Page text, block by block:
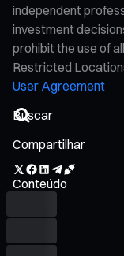
independent
investment
prohibit the use of
Restricted
User Agreement
Compartilhar
Conteúdo